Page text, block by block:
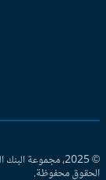
© 2025، مجموعة البنك
محفوظة.